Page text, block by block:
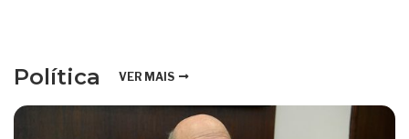
Política VER MAIS